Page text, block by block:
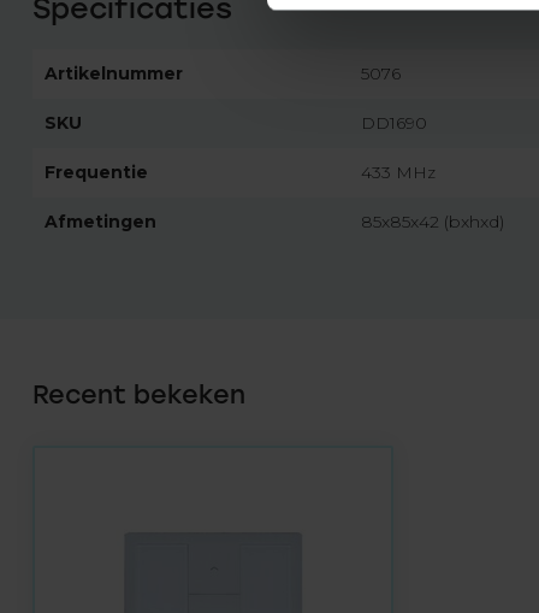
Specificaties
Artikelnummer 5076
SKU DD1690
Frequentie 433 MHz
Afmetingen 85x85x42 (bxhxd)
Recent bekeken